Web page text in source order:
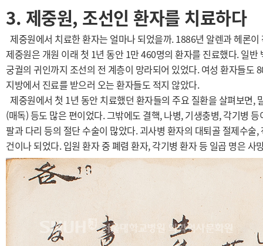
3. 제중원, 조선인 환자를 치료하다
제중원에서 치료한 환자는 얼마나 되었을까. 1886년 알렌과 헤론
제중원은 개원 이래 첫 1년 동안 1만 460명의 환자를 진료했다. 일
궁궐의 귀인까지 조선의 전 계층이 망라되어 있었다. 여성 환자들도
지방에서 진료를 받으러 오는 환자들도 적지 않았다.
제중원에서 첫 1년 동안 치료했던 환자들의 주요 질환을 살펴보면,
(매독) 등도 많은 편이었다. 그밖에도 결핵, 나병, 기생충병, 각기병
팔과 다리 등의 절단 수술이 많았다. 괴사병 환자의 대퇴골 절제수
건이나 되었다. 입원 환자 중 폐렴 환자, 각기병 환자 등 일곱 명은 사